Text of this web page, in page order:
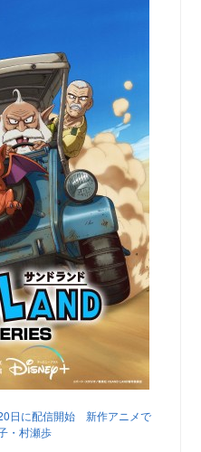
日に配信開始 新作アニメで
・村瀬歩